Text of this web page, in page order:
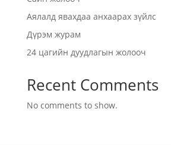
Аялалд явахдаа анхаарах зүйлс
Дүрэм журам
24 цагийн дуудлагын жолооч
Recent Comments
No comments to show.